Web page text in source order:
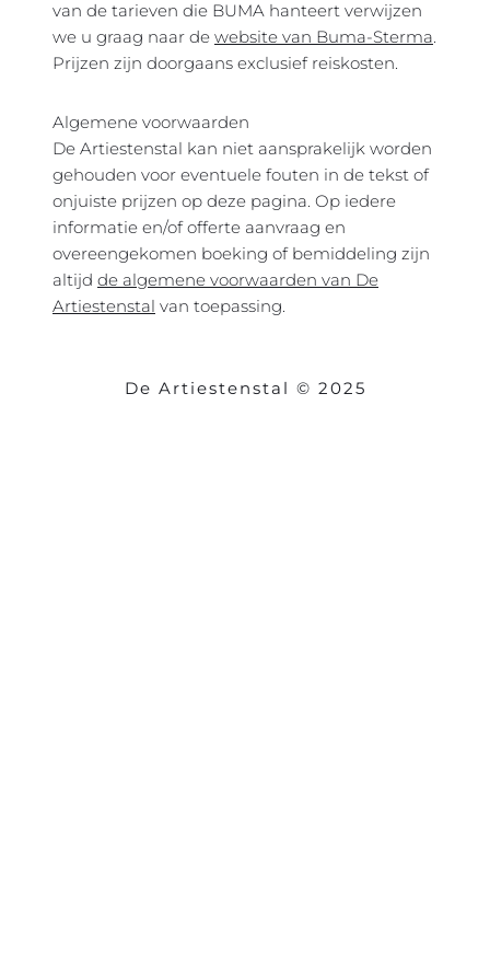
van de tarieven die BUMA hanteert verwijzen
we u graag naar de website van Buma-Sterma.
Prijzen zijn doorgaans exclusief reiskosten.
Algemene voorwaarden
De Artiestenstal kan niet aansprakelijk worden
gehouden voor eventuele fouten in de tekst of
onjuiste prijzen op deze pagina. Op iedere
informatie en/of offerte aanvraag en
overeengekomen boeking of bemiddeling zijn
altijd de algemene voorwaarden van De
Artiestenstal van toepassing.
De Artiestenstal © 2025